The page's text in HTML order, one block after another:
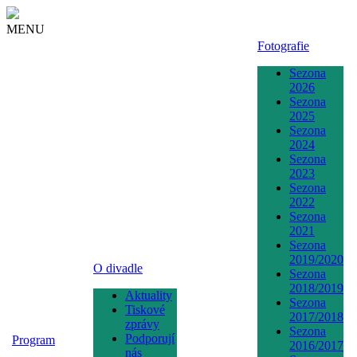
MENU
Program
O divadle
Aktuality
Tiskové
zprávy
Podporují
nás
Fotografie
Sezona
2026
Sezona
2025
Sezona
2024
Sezona
2023
Sezona
2022
Sezona
2021
Sezona
2019/2020
Sezona
2018/2019
Sezona
2017/2018
Sezona
2016/2017